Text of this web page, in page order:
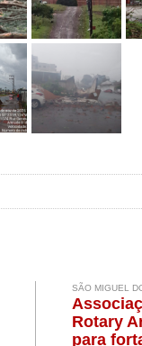
SÃO MIGUEL
Rotary
para